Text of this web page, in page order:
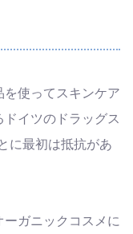
を使ってスキンケア
イツのドラッグス
に最初は抵抗があ
ガニックコスメに